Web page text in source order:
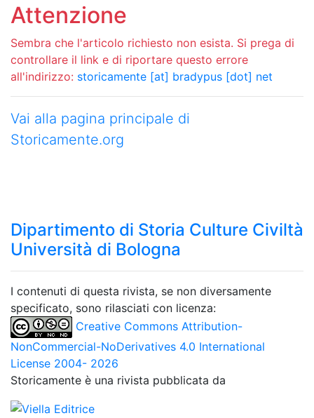
Attenzione
Sembra che l'articolo richiesto non esista. Si prega di
controllare il link e di riportare questo errore
all'indirizzo: storicamente [at] bradypus [dot] net
Vai alla pagina principale di
Storicamente.org
Dipartimento di Storia Culture Civiltà
Università di Bologna
I contenuti di questa rivista, se non diversamente
specificato, sono rilasciati con licenza:
Creative Commons Attribution-
NonCommercial-NoDerivatives 4.0 International
License 2004- 2026
Storicamente è una rivista pubblicata da